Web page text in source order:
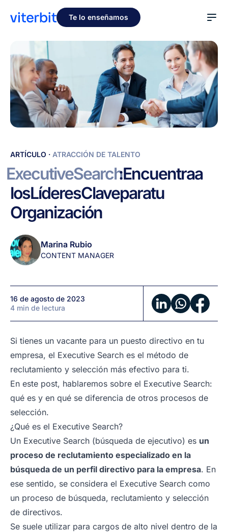
Te lo enseñamos
Executive
Search:
Encuentra
a
los
Líderes
para
tu
Organización
ARTÍCULO · ATRACCIÓN DE TALENTO
ExecutiveSearch
:Encuentraa
losLíderesClaveparatu
Organización
Marina Rubio
CONTENT MANAGER
16 de agosto de 2023
4 min de lectura
Si tienes un vacante para un puesto directivo en tu
empresa, el Executive Search es el método de
reclutamiento y selección más efectivo para ti.
En este post, hablaremos sobre el Executive Search:
qué es y en qué se diferencia de otros procesos de
selección.
¿Qué es el Executive Search?
Un Executive Search (búsqueda de ejecutivo) es un
proceso de reclutamiento especializado en la
búsqueda de un perfil directivo para la empresa. En
ese sentido, se considera el Executive Search como
un proceso de búsqueda, reclutamiento y selección
de directivos.
Se suele utilizar para cargos de alto nivel dentro de la